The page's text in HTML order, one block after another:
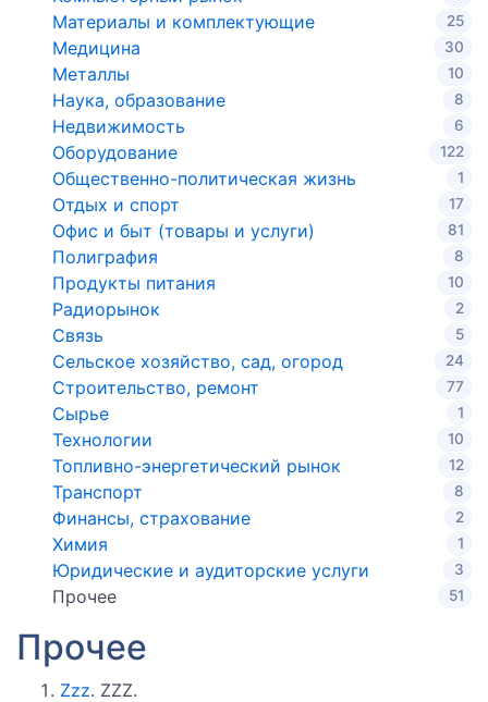
Материалы и комплектующие 25
Медицина 30
Металлы 10
Наука, образование 8
Недвижимость 6
Оборудование 122
Общественно-политическая жизнь 1
Отдых и спорт 17
Офис и быт (товары и услуги) 81
Полиграфия 8
Продукты питания 10
Радиорынок 2
Связь 5
Сельское хозяйство, сад, огород 24
Строительство, ремонт 77
Сырье 1
Технологии 10
Топливно-энергетический рынок 12
Транспорт 8
Финансы, страхование 2
Химия 1
Юридические и аудиторские услуги 3
Прочее 51
Прочее
Zzz. ZZZ.